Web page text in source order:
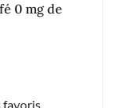
0 mg de
favoris